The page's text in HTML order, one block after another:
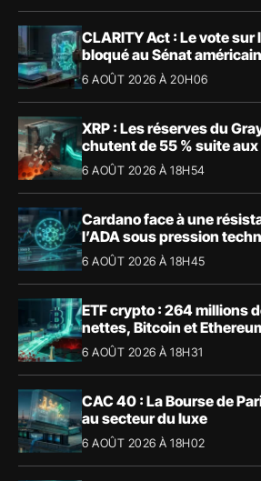
CLARITY Act : Le vote
bloqué au Sénat américain
6 AOÛT 2026 À 20H06
XRP : Les réserves du
chutent de 55 % suite
6 AOÛT 2026 À 18H54
Cardano face à une
l’ADA sous pression
6 AOÛT 2026 À 18H45
ETF crypto : 264 millions
nettes, Bitcoin et
6 AOÛT 2026 À 18H31
CAC 40 : La Bourse de
au secteur du luxe
6 AOÛT 2026 À 18H02